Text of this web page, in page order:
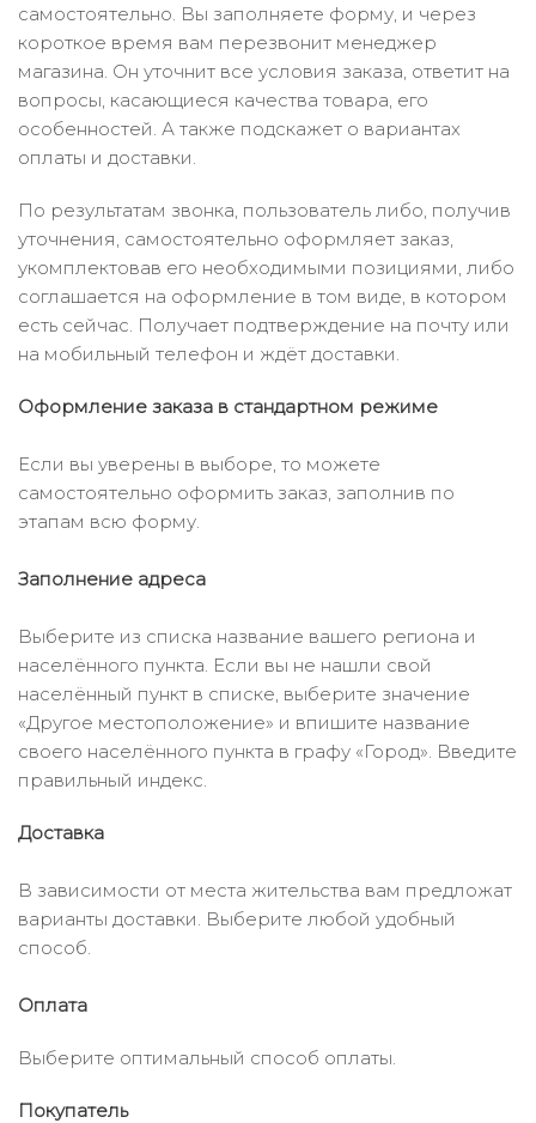
самостоятельно. Вы заполняете форму, и через
короткое время вам перезвонит менеджер
магазина. Он уточнит все условия заказа, ответит на
вопросы, касающиеся качества товара, его
особенностей. А также подскажет о вариантах
оплаты и доставки.
По результатам звонка, пользователь либо, получив
уточнения, самостоятельно оформляет заказ,
укомплектовав его необходимыми позициями, либо
соглашается на оформление в том виде, в котором
есть сейчас. Получает подтверждение на почту или
на мобильный телефон и ждёт доставки.
Оформление заказа в стандартном режиме
Если вы уверены в выборе, то можете
самостоятельно оформить заказ, заполнив по
этапам всю форму.
Заполнение адреса
Выберите из списка название вашего региона и
населённого пункта. Если вы не нашли свой
населённый пункт в списке, выберите значение
«Другое местоположение» и впишите название
своего населённого пункта в графу «Город». Введите
правильный индекс.
Доставка
В зависимости от места жительства вам предложат
варианты доставки. Выберите любой удобный
способ.
Оплата
Выберите оптимальный способ оплаты.
Покупатель